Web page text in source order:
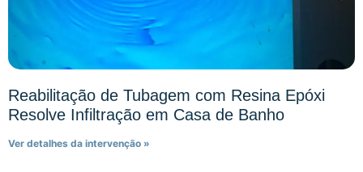
Reabilitação de Tubagem com Resina Epóxi
Resolve Infiltração em Casa de Banho
Ver detalhes da intervenção »